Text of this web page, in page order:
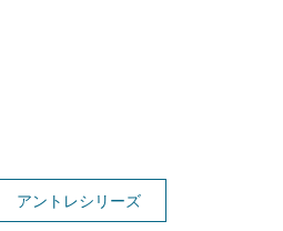
アントレシリーズ